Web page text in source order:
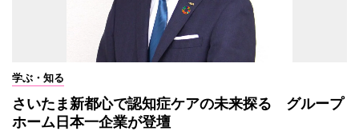
学ぶ・知る
さいたま新都心で認知症ケアの未来探る グループ
ホーム日本一企業が登壇